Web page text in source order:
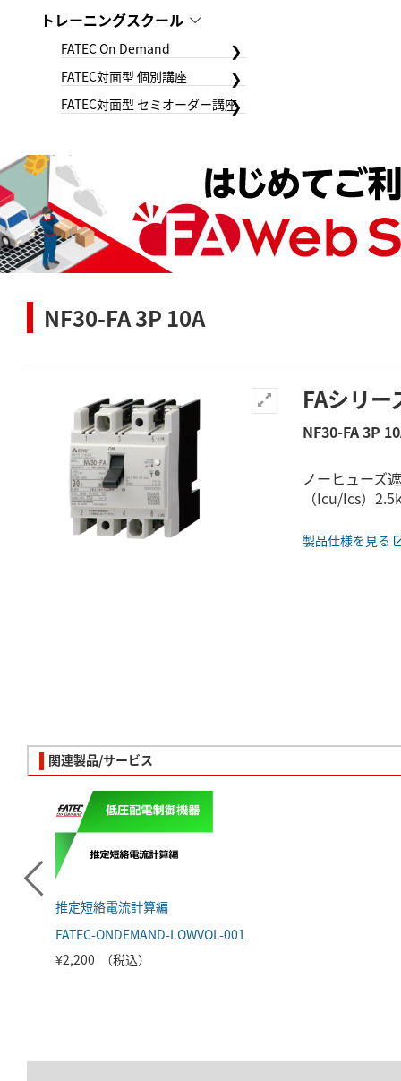
トレーニングスクール
FATEC On Demand
FATEC対面型 個別講座
FATEC対面型 セミオーダー講座
NF30-FA 3P 10A
FAシリー
NF30-FA 3P
ノーヒューズ
（Icu/Ics）
製品仕様を見る
関連製品/サービス
推定短絡電流計算編
FATEC-ONDEMAND-LOWVOL-001
¥2,200 （税込）